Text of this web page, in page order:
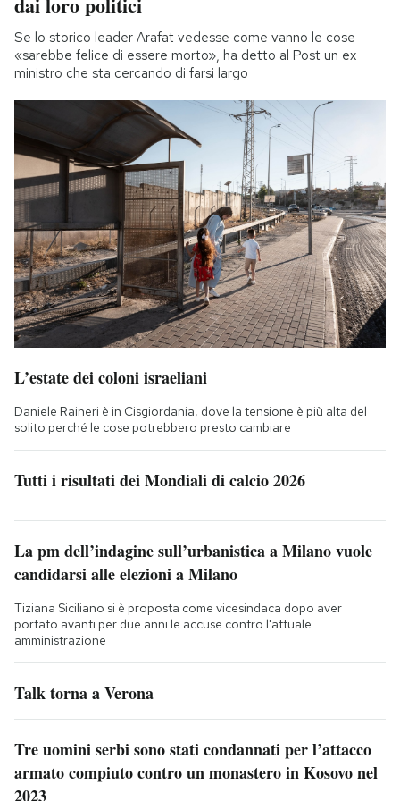
Se lo storico leader Arafat vedesse come vanno le cose
«sarebbe felice di essere morto», ha detto al Post un ex
ministro che sta cercando di farsi largo
L’estate dei coloni israeliani
Daniele Raineri è in Cisgiordania, dove la tensione è più alta del
solito perché le cose potrebbero presto cambiare
Tutti i risultati dei Mondiali di calcio 2026
La pm dell’indagine sull’urbanistica a Milano vuole
candidarsi alle elezioni a Milano
Tiziana Siciliano si è proposta come vicesindaca dopo aver
portato avanti per due anni le accuse contro l'attuale
amministrazione
Talk torna a Verona
Tre uomini serbi sono stati condannati per l’attacco
armato compiuto contro un monastero in Kosovo nel
2023